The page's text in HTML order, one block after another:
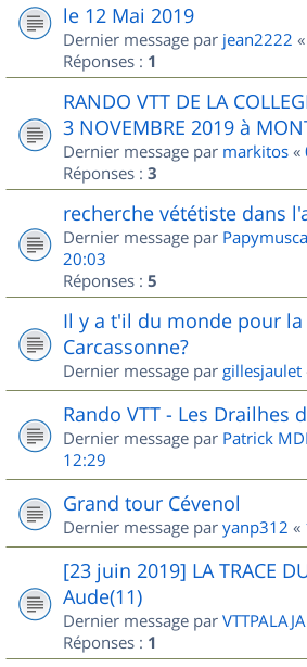
le 12 Mai 2019
Dernier message par jean2222 «
Réponses : 1
RANDO VTT DE LA
3 NOVEMBRE 2019 à
Dernier message par markitos «
Réponses : 3
recherche vététiste dans
Dernier message par
20:03
Réponses : 5
Il y a t'il du monde pour
Carcassonne?
Dernier message par gillesjaulet
Rando VTT - Les Drailhes
Dernier message par Patrick
12:29
Grand tour Cévenol
Dernier message par yanp312 «
[23 juin 2019] LA TRACE
Aude(11)
Dernier message par VTTPALAJA
Réponses : 1